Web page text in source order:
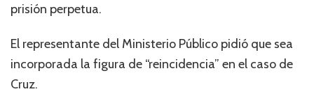
prisión perpetua.
El representante del Ministerio Público pidió que sea
incorporada la figura de “reincidencia” en el caso de
Cruz.